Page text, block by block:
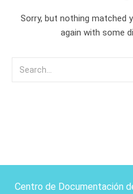
Sorry, but nothing matched
again with some
Centro de Documentación